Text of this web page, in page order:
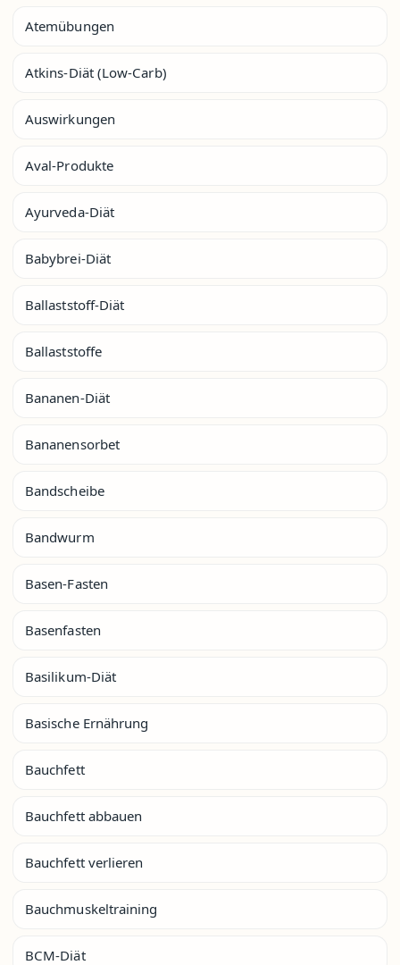
Atemübungen
Atkins-Diät (Low-Carb)
Auswirkungen
Aval-Produkte
Ayurveda-Diät
Babybrei-Diät
Ballaststoff-Diät
Ballaststoffe
Bananen-Diät
Bananensorbet
Bandscheibe
Bandwurm
Basen-Fasten
Basenfasten
Basilikum-Diät
Basische Ernährung
Bauchfett
Bauchfett abbauen
Bauchfett verlieren
Bauchmuskeltraining
BCM-Diät